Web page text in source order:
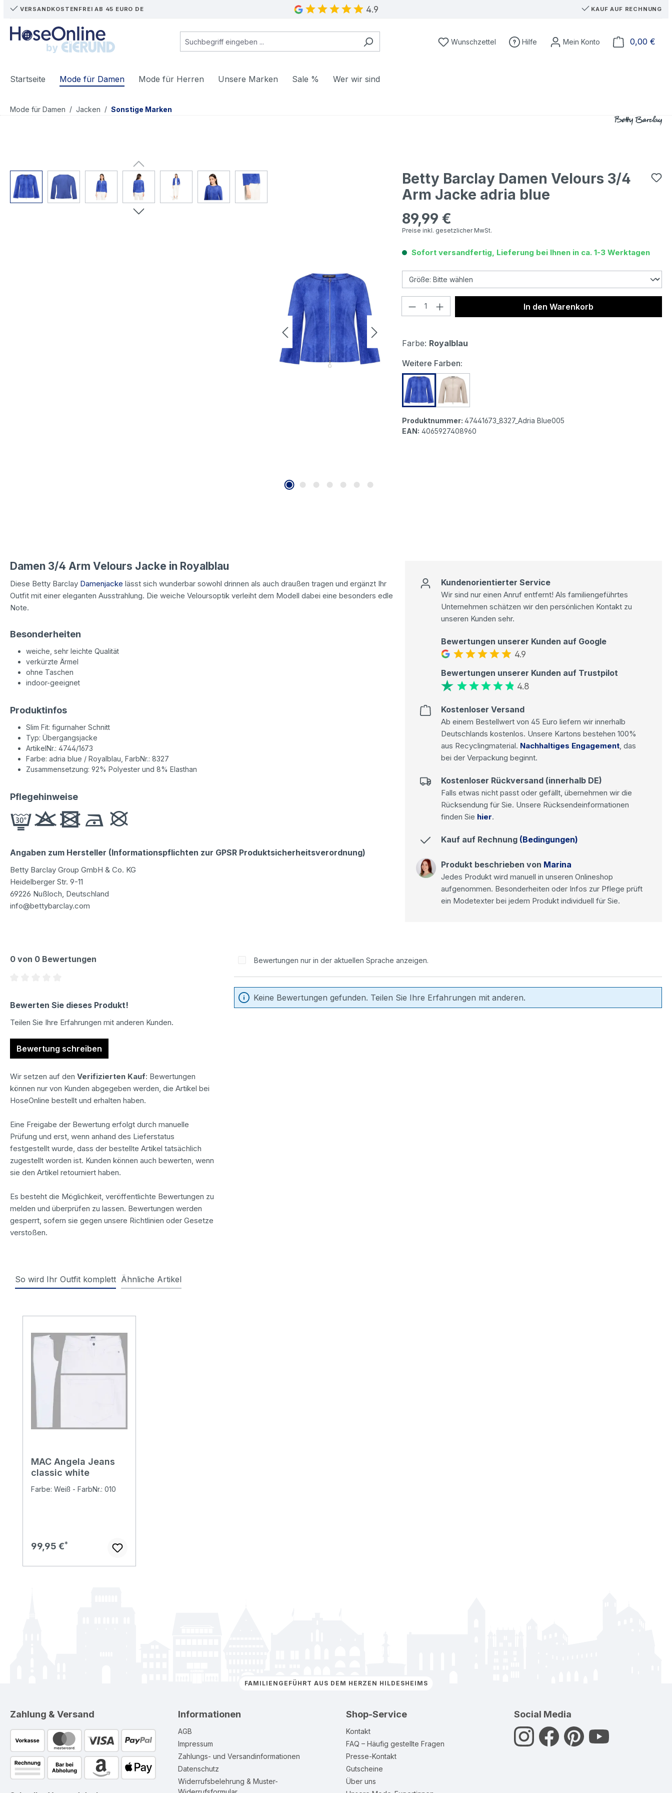
Hauptinhalt springen
Zur Suche springen
Zur Hauptnavigation springen
VERSANDKOSTENFREI AB 45 EURO DE 4.9 KAUF AUF RECHNUNG
Du hast 0 Produkte auf dem Merkzettel
Wunschzettel Hilfe 0,00 €
Startseite Mode für Damen Mode für Herren Unsere Marken Sale % Wer wir sind
Mode für Damen / Jacken / Sonstige Marken
Bildergalerie überspringen
Betty Barclay Damen Velours 3/4
Arm Jacke adria blue
Regulärer Preis:
89,99 €
Preise inkl. gesetzlicher MwSt.
Sofort versandfertig, Lieferung bei Ihnen in ca. 1-3 Werktagen
Produkt Anzahl: Gib den gewünschten Wert
In den Warenkorb
Farbe: Royalblau
Weitere Farben:
Betty Barclay Damen Velours 3/4 Arm Jacke adria blue
Betty Barclay Damen Velours 3/4 Arm Jacke light beige
Produktnummer: 47441673_8327_Adria Blue005
EAN: 4065927408960
Damen 3/4 Arm Velours Jacke in Royalblau
Diese Betty Barclay Damenjacke lässt sich wunderbar sowohl drinnen als auch draußen tragen und ergänzt Ihr
Outfit mit einer eleganten Ausstrahlung. Die weiche Veloursoptik verleiht dem Modell dabei eine besonders edle
Note.
Besonderheiten
weiche, sehr leichte Qualität
verkürzte Ärmel
ohne Taschen
indoor-geeignet
Produktinfos
Slim Fit: figurnaher Schnitt
Typ: Übergangsjacke
ArtikelNr.: 4744/1673
Farbe: adria blue / Royalblau, FarbNr.: 8327
Zusammensetzung: 92% Polyester und 8% Elasthan
Pflegehinweise
Angaben zum Hersteller (Informationspflichten zur GPSR Produktsicherheitsverordnung)
Betty Barclay Group GmbH & Co. KG
Heidelberger Str. 9-11
69226 Nußloch, Deutschland
info@bettybarclay.com
Kundenorientierter Service
Wir sind nur einen Anruf entfernt! Als familiengeführtes
Unternehmen schätzen wir den persönlichen Kontakt zu
unseren Kunden sehr.
Bewertungen unserer Kunden auf Google
4.9
Bewertungen unserer Kunden auf Trustpilot
4.8
Kostenloser Versand
Ab einem Bestellwert von 45 Euro liefern wir innerhalb
Deutschlands kostenlos. Unsere Kartons bestehen 100%
aus Recyclingmaterial. Nachhaltiges Engagement, das
bei der Verpackung beginnt.
Kostenloser Rückversand (innerhalb DE)
Falls etwas nicht passt oder gefällt, übernehmen wir die
Rücksendung für Sie. Unsere Rücksendeinformationen
finden Sie hier.
Kauf auf Rechnung (Bedingungen)
Produkt beschrieben von Marina
Jedes Produkt wird manuell in unseren Onlineshop
aufgenommen. Besonderheiten oder Infos zur Pflege prüft
ein Modetexter bei jedem Produkt individuell für Sie.
0 von 0 Bewertungen
Bewerten Sie dieses Produkt!
Teilen Sie Ihre Erfahrungen mit anderen Kunden.
Bewertung schreiben
Wir setzen auf den Verifizierten Kauf: Bewertungen
können nur von Kunden abgegeben werden, die Artikel bei
HoseOnline bestellt und erhalten haben.
Eine Freigabe der Bewertung erfolgt durch manuelle
Prüfung und erst, wenn anhand des Lieferstatus
festgestellt wurde, dass der bestellte Artikel tatsächlich
zugestellt worden ist. Kunden können auch bewerten, wenn
sie den Artikel retourniert haben.
Es besteht die Möglichkeit, veröffentlichte Bewertungen zu
melden und überprüfen zu lassen. Bewertungen werden
gesperrt, sofern sie gegen unsere Richtlinien oder Gesetze
verstoßen.
Bewertungen nur in der aktuellen Sprache anzeigen.
Keine Bewertungen gefunden. Teilen Sie Ihre Erfahrungen mit anderen.
So wird Ihr Outfit komplett Ähnliche Artikel
MAC Angela Jeans
classic white
Farbe: Weiß - FarbNr.: 010
Regulärer Preis:
99,95 €
FAMILIENGEFÜHRT AUS DEM HERZEN HILDESHEIMS
Zahlung & Versand Informationen
AGB
Impressum
Zahlungs- und Versandinformationen
Datenschutz
Widerrufsbelehrung & Muster-
Shop-Service
Kontakt
FAQ – Häufig gestellte Fragen
Presse-Kontakt
Gutscheine
Über uns
Social Media